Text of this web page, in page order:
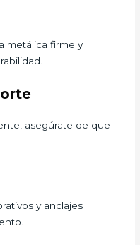
metálica firme y
asegúrate de que
y anclajes